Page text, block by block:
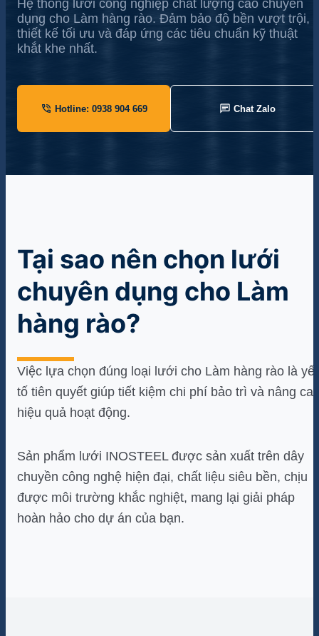
Hệ thống lưới công nghiệp chất lượng cao chuyên
dụng cho Làm hàng rào. Đảm bảo độ bền vượt trội,
thiết kế tối ưu và đáp ứng các tiêu chuẩn kỹ thuật
khắt khe nhất.
phone_in_talk Hotline: 0938 904 669 chat Chat Zalo
Tại sao nên chọn lưới
chuyên dụng cho Làm
hàng rào?
Việc lựa chọn đúng loại lưới cho Làm hàng rào là
tố tiên quyết giúp tiết kiệm chi phí bảo trì và nâng
hiệu quả hoạt động.
Sản phẩm lưới INOSTEEL được sản xuất trên dây
chuyền công nghệ hiện đại, chất liệu siêu bền, chịu
được môi trường khắc nghiệt, mang lại giải pháp
hoàn hảo cho dự án của bạn.